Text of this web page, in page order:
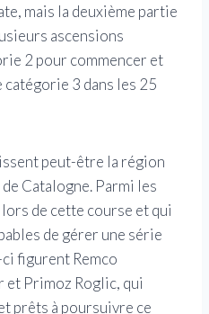
mais la deuxième partie
ascensions
2 pour commencer et
catégorie 3 dans les 25
peut-être la région
Catalogne. Parmi les
de cette course et qui
de gérer une série
figurent Remco
et Primoz Roglic, qui
prêts à poursuivre ce